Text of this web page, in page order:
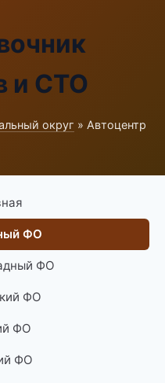
и СТО
округ » Автоцентр
ФО
ФО
ФО
ФО
ФО